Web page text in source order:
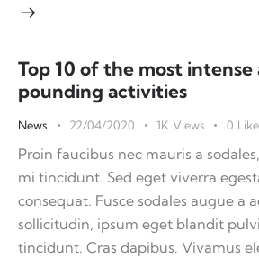
Top 10 of the most
pounding activities
News 22/04/2020 1K Views 0
Proin faucibus nec mauris a
mi tincidunt. Sed eget viverra
consequat. Fusce sodales augue a
sollicitudin, ipsum eget blandit
tincidunt. Cras dapibus. Vivamus